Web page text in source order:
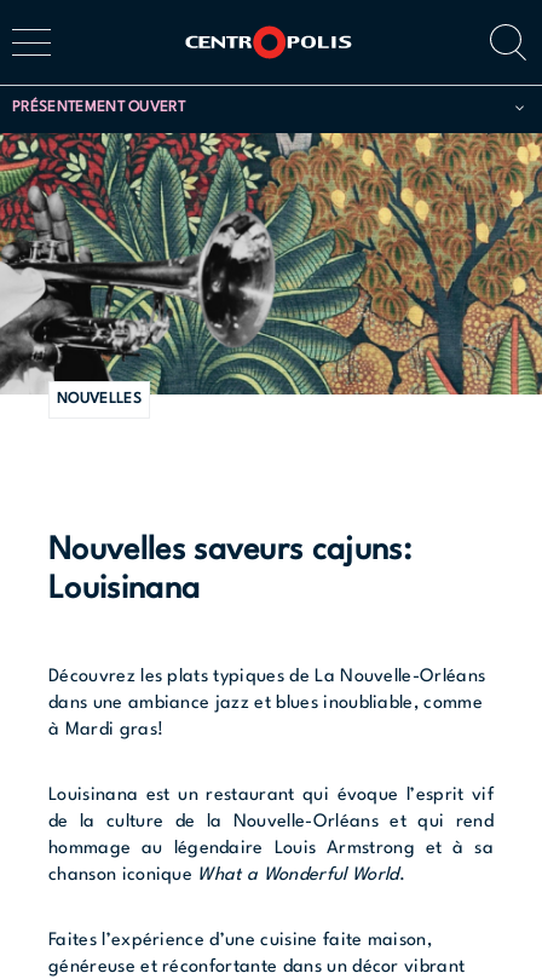
PRÉSENTEMENT OUVERT
NOUVELLES
Nouvelles saveurs cajuns:
Louisinana
Découvrez les plats typiques de La Nouvelle-Orléans
dans une ambiance jazz et blues inoubliable, comme
à Mardi gras!
Louisinana est un restaurant qui évoque l’esprit vif
de la culture de la Nouvelle-Orléans et qui rend
hommage au légendaire Louis Armstrong et à sa
chanson iconique What a Wonderful World.
Faites l’expérience d’une cuisine faite maison,
généreuse et réconfortante dans un décor vibrant